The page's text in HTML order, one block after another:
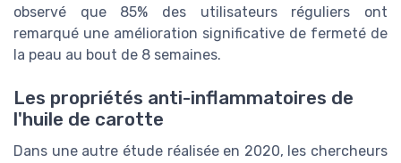
observé que 85% des utilisateurs réguliers ont
remarqué une amélioration significative de fermeté de
la peau au bout de 8 semaines.
Les propriétés anti-inflammatoires de
l'huile de carotte
Dans une autre étude réalisée en 2020, les chercheurs